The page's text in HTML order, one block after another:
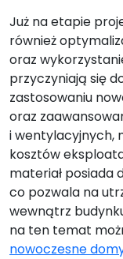
Już na etapie
również
oraz
przyczyniają się
zastosowaniu
oraz
i wentylacyjnych,
kosztów
materiał posiada
co pozwala na
wewnątrz
na ten temat
nowoczesne